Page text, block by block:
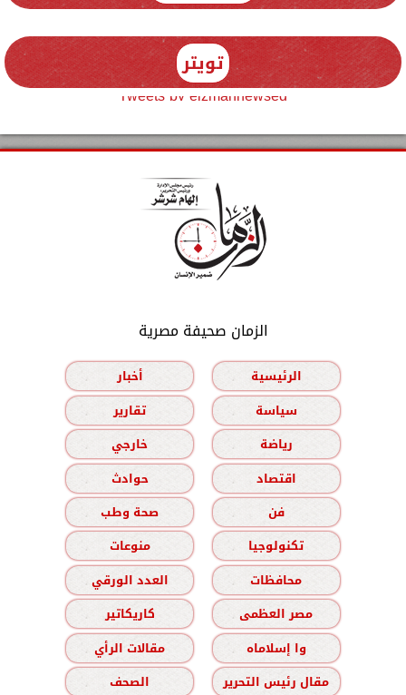
تويتر
Tweets by elzmannewseg
الزمان صحيفة مصرية
الرئيسية
أخبار
سياسة
تقارير
رياضة
خارجي
اقتصاد
حوادث
فن
صحة وطب
تكنولوجيا
منوعات
محافظات
العدد الورقي
مصر العظمى
كاريكاتير
وا إسلاماه
مقالات الرأي
مقال رئيس التحرير
الصحف